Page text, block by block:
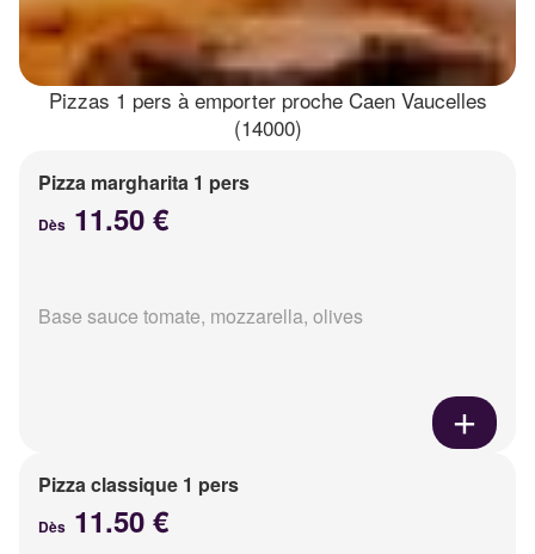
Pizzas 1 pers à emporter proche Caen Vaucelles
(14000)
Pizza margharita 1 pers
Dès 11.50 €
Base sauce tomate, mozzarella, olives
Pizza classique 1 pers
Dès 11.50 €